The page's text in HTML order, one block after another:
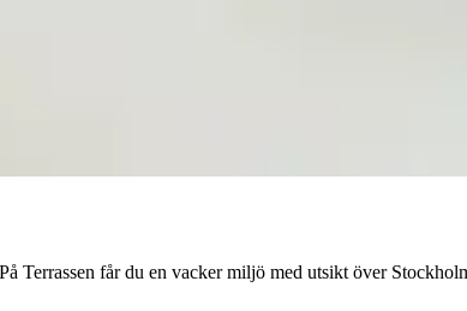
Terrassen får du en vacker miljö med utsikt över